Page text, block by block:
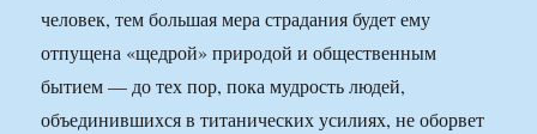
человек, тем большая мера страдания будет ему
отпущена «щедрой» природой и общественным
бытием — до тех пор, пока мудрость людей,
объединившихся в титанических усилиях, не оборвет